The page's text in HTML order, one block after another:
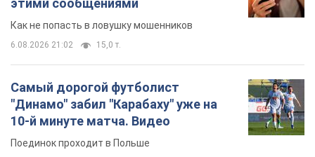
этими сообщениями
Как не попасть в ловушку мошенников
6.08.2026 21:02 15,0 т.
Самый дорогой футболист
"Динамо" забил "Карабаху" уже на
10-й минуте матча. Видео
Поединок проходит в Польше